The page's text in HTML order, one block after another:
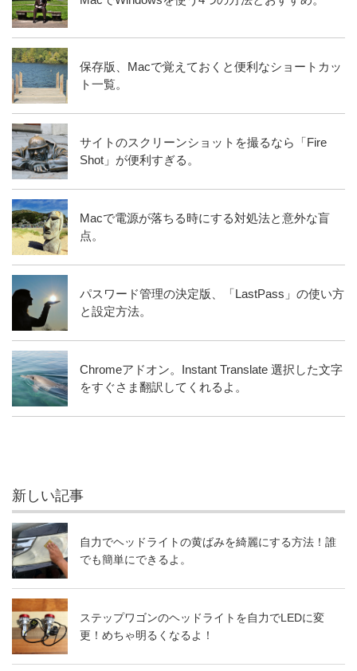
保存版、Macで覚えておくと便利なショートカッ
ト一覧。
サイトのスクリーンショットを撮るなら「Fire
Shot」が便利すぎる。
Macで電源が落ちる時にする対処法と意外な盲
点。
パスワード管理の決定版、「LastPass」の使い方
と設定方法。
Chromeアドオン。Instant Translate 選択した文字
をすぐさま翻訳してくれるよ。
新しい記事
自力でヘッドライトの黄ばみを綺麗にする方法！誰
でも簡単にできるよ。
ステップワゴンのヘッドライトを自力でLEDに変
更！めちゃ明るくなるよ！